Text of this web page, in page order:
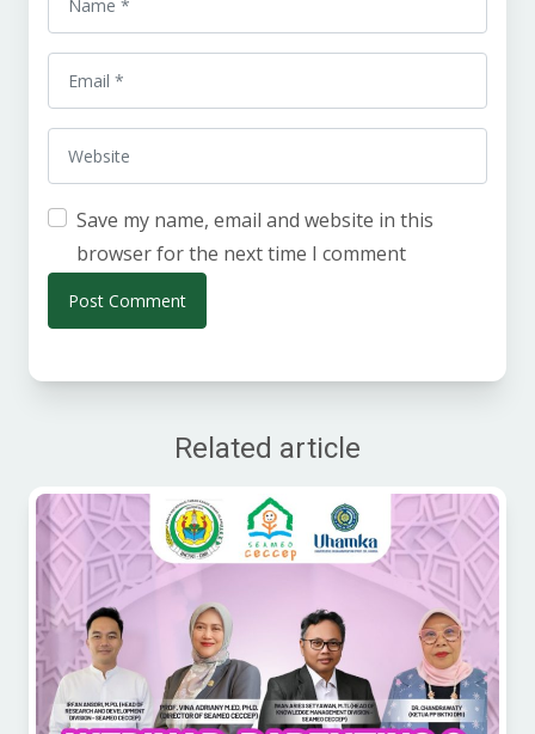
Save my name, email and website in this
browser for the next time I comment
Related article